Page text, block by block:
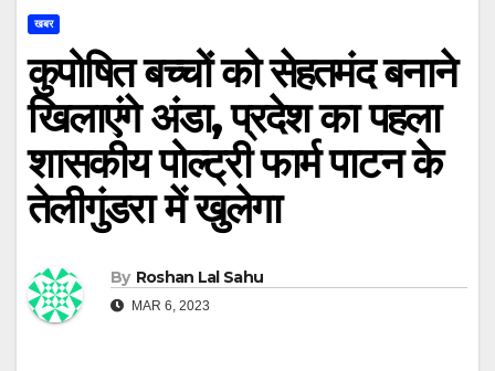
खबर
कुपोषित बच्चों को सेहतमंद बनाने
खिलाएंगे अंडा, प्रदेश का पहला
शासकीय पोल्ट्री फार्म पाटन के
तेलीगुंडरा में खुलेगा
By Roshan Lal Sahu
MAR 6, 2023